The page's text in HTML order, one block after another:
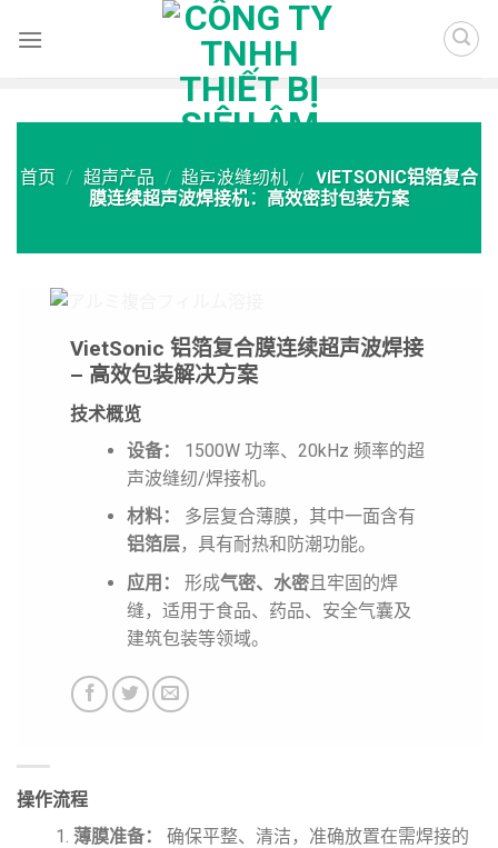
首页 / 超声产品 / 超声波缝纫机 / VIETSONIC铝箔复合
膜连续超声波焊接机：高效密封包装方案
VietSonic 铝箔复合膜连续超声波焊接
– 高效包装解决方案
技术概览
设备：
1500W 功率、20kHz 频率的超
声波缝纫/焊接机。
材料：
多层复合薄膜，其中一面含有
铝箔层，具有耐热和防潮功能。
应用：
形成气密、水密且牢固的焊
缝，适用于食品、药品、安全气囊及
建筑包装等领域。
操作流程
薄膜准备：
确保平整、清洁，准确放置在需焊接的